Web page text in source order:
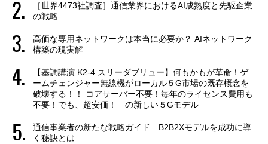
［世界4473社調査］通信業界におけるAI成熟度と先駆企業
の戦略
高価な専用ネットワークは本当に必要か？ AIネットワーク
構築の現実解
【基調講演 K2-4 スリーダブリュー】何もかもが革命！ゲ
ームチェンジャー無線機がローカル５G市場の既存概念を
破壊する！！ コアサーバー不要！毎年のライセンス費用も
不要！でも、超安価！ の新しい５Gモデル
通信事業者の新たな戦略ガイド B2B2Xモデルを成功に導
く秘訣とは